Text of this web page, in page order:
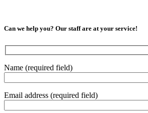
Can we help you? Our staff are at your service!
Name (required field)
Email address (required field)